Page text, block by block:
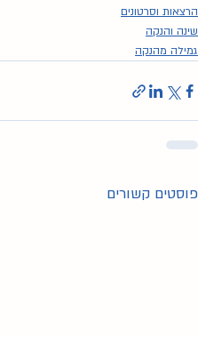
הרצאות וסרטונים
שינה והנקה
גמילה מהנקה
פוסטים קשורים